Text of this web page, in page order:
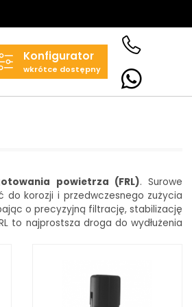
i budowa
282 31 43
Konfigurator
wkrótce dostępny
powietrza (FRL). Surowe
do korozji i przedwczesnego zużycia
o precyzyjną filtrację, stabilizację
to najprostsza droga do wydłużenia